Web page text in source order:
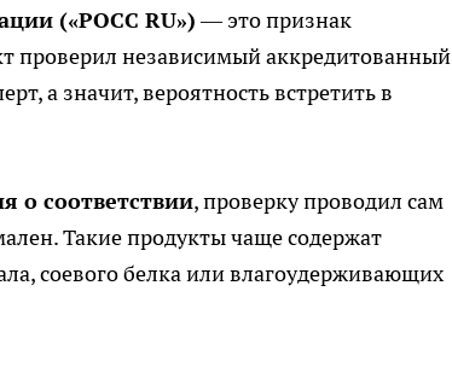
(«РОСС RU»)— это признак
проверил независимый аккредитованный
а значит, вероятность встретить в
о соответствии, проверку проводил сам
Такие продукты чаще содержат
соевого белка или влагоудерживающих